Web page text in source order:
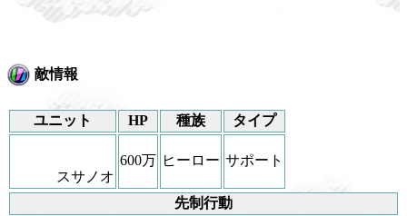
敵情報
ユニット HP 種族 タイプ
スサノオ
600万 ヒーロー サポート
先制行動